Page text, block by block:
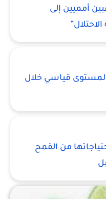
أمميين إلى
لمستوى قياسي خلال
من القمح